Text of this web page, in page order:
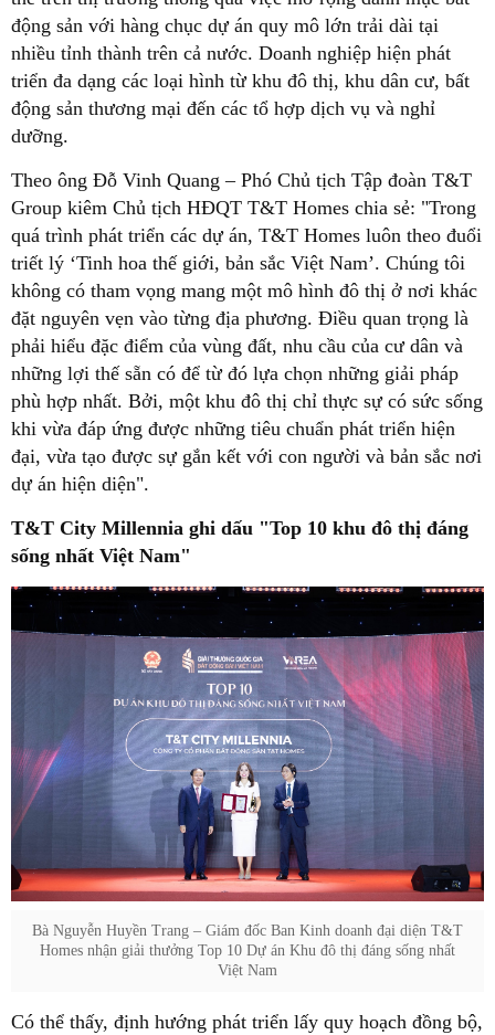
động sản với hàng chục dự án quy mô lớn trải dài tại
nhiều tỉnh thành trên cả nước. Doanh nghiệp hiện phát
triển đa dạng các loại hình từ khu đô thị, khu dân cư, bất
động sản thương mại đến các tổ hợp dịch vụ và nghỉ
dưỡng.
Theo ông Đỗ Vinh Quang – Phó Chủ tịch Tập đoàn T&T
Group kiêm Chủ tịch HĐQT T&T Homes chia sẻ: "Trong
quá trình phát triển các dự án, T&T Homes luôn theo đuổi
triết lý ‘Tinh hoa thế giới, bản sắc Việt Nam’. Chúng tôi
không có tham vọng mang một mô hình đô thị ở nơi khác
đặt nguyên vẹn vào từng địa phương. Điều quan trọng là
phải hiểu đặc điểm của vùng đất, nhu cầu của cư dân và
những lợi thế sẵn có để từ đó lựa chọn những giải pháp
phù hợp nhất. Bởi, một khu đô thị chỉ thực sự có sức sống
khi vừa đáp ứng được những tiêu chuẩn phát triển hiện
đại, vừa tạo được sự gắn kết với con người và bản sắc nơi
dự án hiện diện".
T&T City Millennia ghi dấu "Top 10 khu đô thị đáng
sống nhất Việt Nam"
Bà Nguyễn Huyền Trang – Giám đốc Ban Kinh doanh đại diện T&T
Homes nhận giải thưởng Top 10 Dự án Khu đô thị đáng sống nhất
Việt Nam
Có thể thấy, định hướng phát triển lấy quy hoạch đồng bộ,